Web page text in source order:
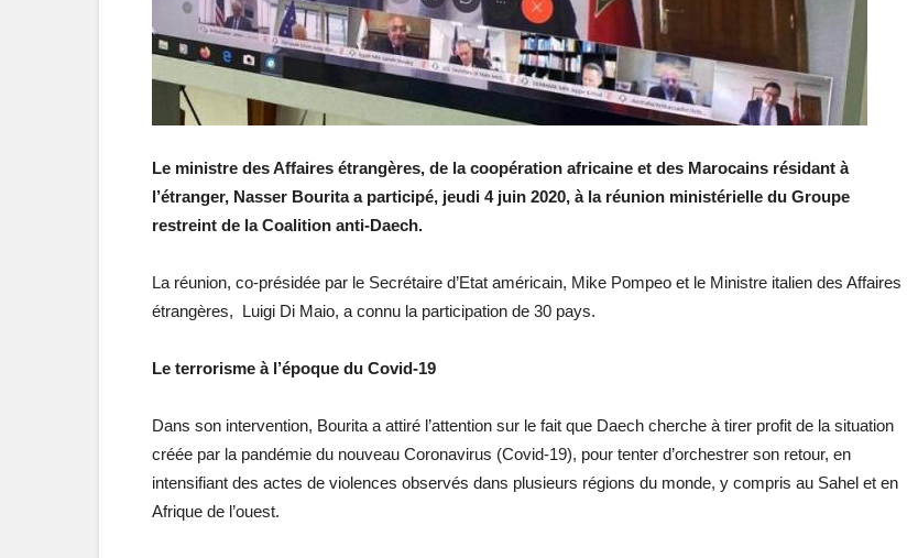
Le ministre des Affaires étrangères, de la coopération africaine et des Marocains résidant à
l’étranger, Nasser Bourita a participé, jeudi 4 juin 2020, à la réunion ministérielle du Groupe
restreint de la Coalition anti-Daech.
La réunion, co-présidée par le Secrétaire d’Etat américain, Mike Pompeo et le Ministre italien des Affaires
étrangères, Luigi Di Maio, a connu la participation de 30 pays.
Le terrorisme à l’époque du Covid-19
Dans son intervention, Bourita a attiré l’attention sur le fait que Daech cherche à tirer profit de la situation
créée par la pandémie du nouveau Coronavirus (Covid-19), pour tenter d’orchestrer son retour, en
intensifiant des actes de violences observés dans plusieurs régions du monde, y compris au Sahel et en
Afrique de l’ouest.